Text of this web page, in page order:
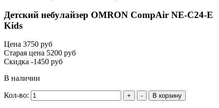
Детский небулайзер OMRON CompAir NE-C24-E
Kids
Цена 3750 руб
Старая цена 5200 руб
Скидка -1450 руб
В наличии
Кол-во: